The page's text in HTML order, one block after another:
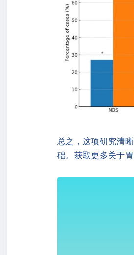
总之，这项研究清
础。获取更多关于